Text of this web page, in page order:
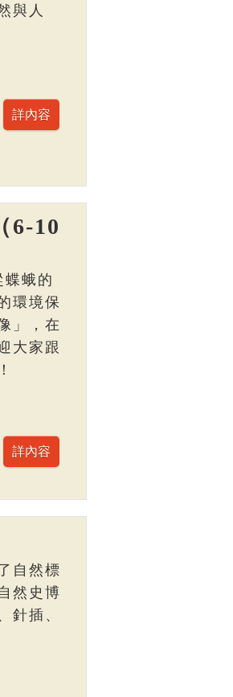
與人
6-10
蛾的
環境保
」，在
大家跟
自然標
然史博
針插、